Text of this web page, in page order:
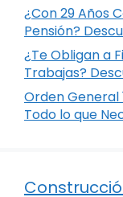
¿Con 29 Años
Pensión?
¿Te Obligan a
Trabajas?
Orden General
Todo lo que